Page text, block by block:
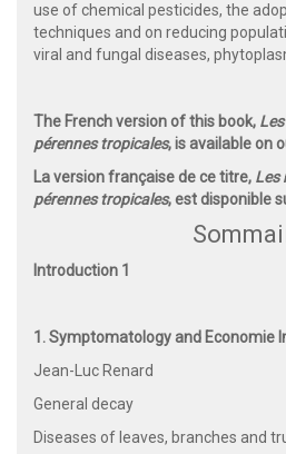
use of chemical pesticides, the
techniques and on reducing
viral and fungal diseases,
The French version of this book,
pérennes tropicales, is available on
La version française de ce titre, Les
pérennes tropicales, est disponible
Introduction 1
1. Symptomatology and Economie
Jean-Luc Renard
General decay
Diseases of leaves, branches and